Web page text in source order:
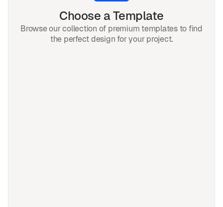
Choose a Template
Browse our collection of premium templates to find
the perfect design for your project.